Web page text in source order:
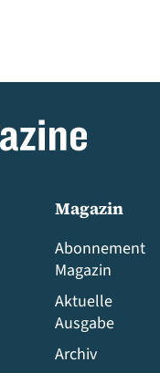
Magazin
Abonnement
Magazin
Aktuelle
Ausgabe
Archiv